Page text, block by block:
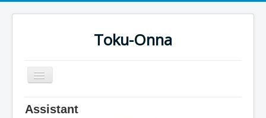
Toku-Onna
Basculer
la
Accueil
Assistant